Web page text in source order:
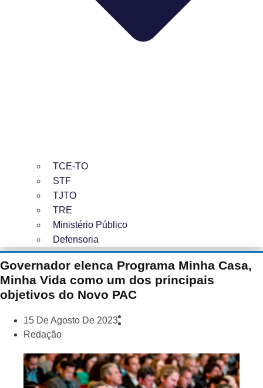
TCE-TO
STF
TJTO
TRE
Ministério Público
Defensoria
Governador elenca Programa Minha Casa,
Minha Vida como um dos principais
objetivos do Novo PAC
15 De Agosto De 2023
Redação